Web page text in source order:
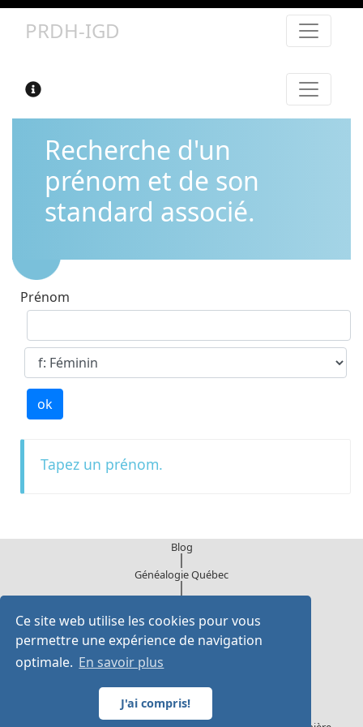
Ce site web utilise les cookies pour vous
permettre une expérience de navigation
optimale. En savoir plus
J'ai compris!
PRDH-IGD
Recherche d'un
prénom et de son
standard associé.
Prénom
Tapez un prénom.
Blog
|
Généalogie Québec
|
Institut généalogique Drouin
2855 Belcourt,
Longueuil, Québec, J4M 2B2
Tel : 514-400-3961 L-V 8:30 à 16:30, HNE
Courriel: contact@institutdrouin.com